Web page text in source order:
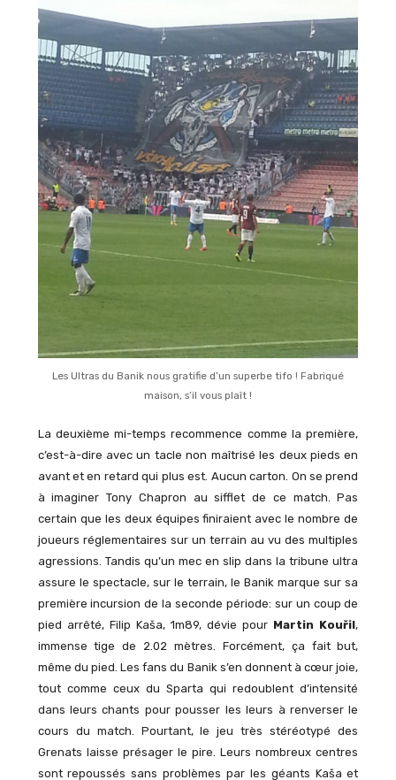
Les Ultras du Banik nous gratifie d’un superbe tifo ! Fabriqué
maison, s’il vous plaît !
La deuxième mi-temps recommence comme la première,
c’est-à-dire avec un tacle non maîtrisé les deux pieds en
avant et en retard qui plus est. Aucun carton. On se prend
à imaginer Tony Chapron au sifflet de ce match. Pas
certain que les deux équipes finiraient avec le nombre de
joueurs réglementaires sur un terrain au vu des multiples
agressions. Tandis qu’un mec en slip dans la tribune ultra
assure le spectacle, sur le terrain, le Banik marque sur sa
première incursion de la seconde période: sur un coup de
pied arrêté, Filip Kaša, 1m89, dévie pour Martin Kouřil,
immense tige de 2.02 mètres. Forcément, ça fait but,
même du pied. Les fans du Banik s’en donnent à cœur joie,
tout comme ceux du Sparta qui redoublent d’intensité
dans leurs chants pour pousser les leurs à renverser le
cours du match. Pourtant, le jeu très stéréotypé des
Grenats laisse présager le pire. Leurs nombreux centres
sont repoussés sans problèmes par les géants Kaša et